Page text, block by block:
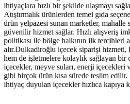
ihtiyaçlara hızlı bir şekilde ulaşmayı
Atıştırmalık ürünlerden temel gıda
ürün yelpazesi sunan marketler, mahalle
güvenilir hizmet sağlar. Hızlı alışveriş
politikası ile bölge halkının ilk tercihleri
alır.Dulkadiroğlu içecek siparişi hizmeti,
hem de işletmelere kolaylık sağlayan bir
içecekler, meyve suları, enerji içecekleri
gibi birçok ürün kısa sürede teslim edilir.
ihtiyaç duyulan içecekler hızlıca kapıya